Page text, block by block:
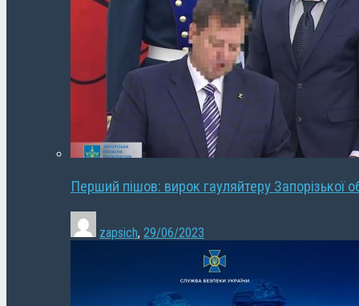
Перший пішов: вирок гауляйтеру Запорізької
zapsich, 29/06/2023